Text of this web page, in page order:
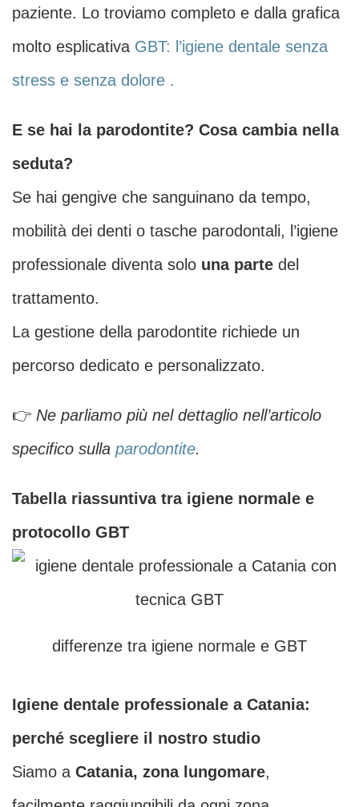
paziente. Lo troviamo completo e dalla grafica
molto esplicativa GBT: l’igiene dentale senza
stress e senza dolore .
E se hai la parodontite? Cosa cambia nella
seduta?
Se hai gengive che sanguinano da tempo,
mobilità dei denti o tasche parodontali, l’igiene
professionale diventa solo una parte del
trattamento.
La gestione della parodontite richiede un
percorso dedicato e personalizzato.
👉 Ne parliamo più nel dettaglio nell’articolo
specifico sulla parodontite.
Tabella riassuntiva tra igiene normale e
protocollo GBT
differenze tra igiene normale e GBT
Igiene dentale professionale a Catania:
perché scegliere il nostro studio
Siamo a Catania, zona lungomare,